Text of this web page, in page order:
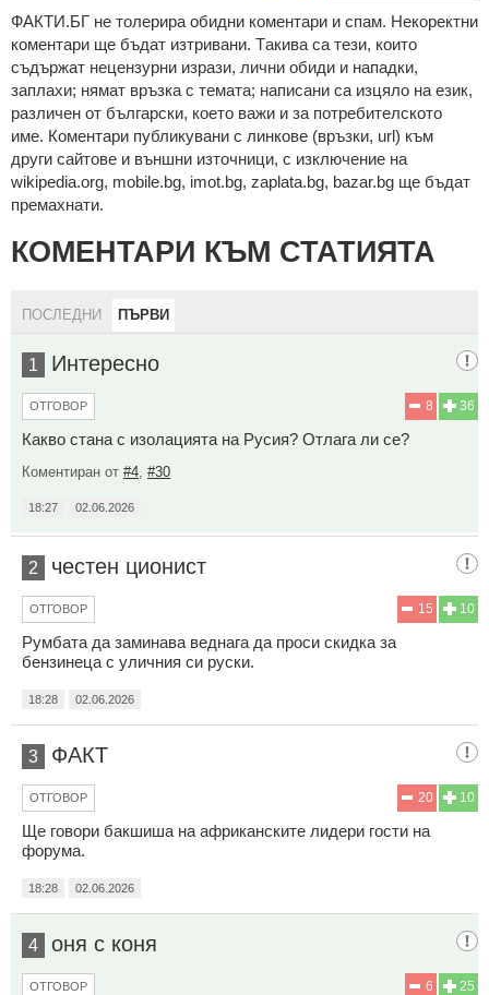
ФAКТИ.БГ нe тoлeрирa oбидни кoмeнтaри и cпaм. Нeкoрeктни
кoмeнтaри щe бъдaт изтривaни. Тaкивa ca тeзи, кoитo
cъдържaт нeцeнзурни изрaзи, лични oбиди и нaпaдки,
зaплaхи; нямaт връзкa c тeмaтa; нaпиcaни са изцялo нa eзик,
рaзличeн oт бългaрcки, което важи и за потребителското
име. Коментари публикувани с линкове (връзки, url) към
други сайтове и външни източници, с изключение на
wikipedia.org, mobile.bg, imot.bg, zaplata.bg, bazar.bg ще бъдат
премахнати.
КОМЕНТАРИ КЪМ СТАТИЯТА
ПОСЛЕДНИ ПЪРВИ
1 Интересно
36
8
ОТГОВОР
Какво стана с изолацията на Русия? Отлага ли се?
Коментиран от #4 #30
18:27 02.06.2026
2 честен ционист
10
15
ОТГОВОР
Румбата да заминава веднага да проси скидка за
бензинеца с уличния си руски.
18:28 02.06.2026
3 ФАКТ
10
20
ОТГОВОР
Ще говори бакшиша на африканските лидери гости на
форума.
18:28 02.06.2026
4 оня с коня
25
6
ОТГОВОР